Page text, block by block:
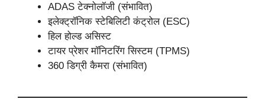
ADAS टेक्नोलॉजी (संभावित)
इलेक्ट्रॉनिक स्टेबिलिटी कंट्रोल (ESC)
हिल होल्ड असिस्ट
टायर प्रेशर मॉनिटरिंग सिस्टम (TPMS)
360 डिग्री कैमरा (संभावित)